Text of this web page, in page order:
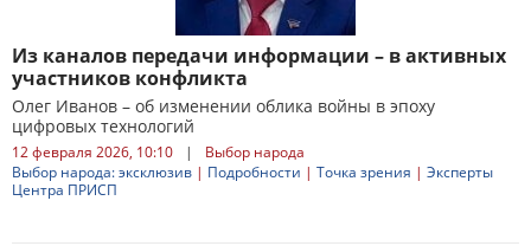
Из каналов передачи информации – в активных
участников конфликта
Олег Иванов – об изменении облика войны в эпоху
цифровых технологий
12 февраля 2026, 10:10 |
Выбор народа
Выбор народа: эксклюзив | Подробности | Точка зрения | Эксперты
Центра ПРИСП